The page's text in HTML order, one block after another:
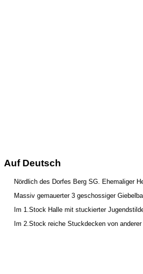
Auf Deutsch
Nördlich des Dorfes Berg SG. Ehemaliger
Massiv gemauerter 3 geschossiger
Im 1.Stock Halle mit stuckierter
Im 2.Stock reiche Stuckdecken von